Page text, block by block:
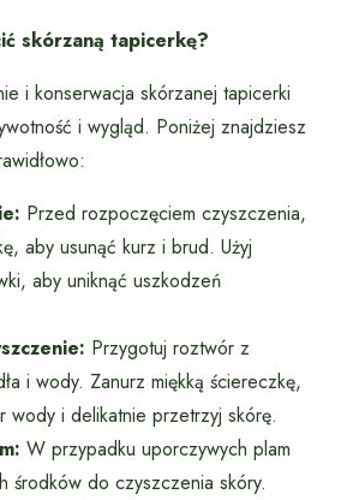
skórzaną tapicerkę?
i konserwacja skórzanej tapicerki
i wygląd. Poniżej znajdziesz
Przed rozpoczęciem czyszczenia,
aby usunąć kurz i brud. Użyj
aby uniknąć uszkodzeń
Przygotuj roztwór z
i wody. Zanurz miękką ściereczkę,
wody i delikatnie przetrzyj skórę.
W przypadku uporczywych plam
środków do czyszczenia skóry.